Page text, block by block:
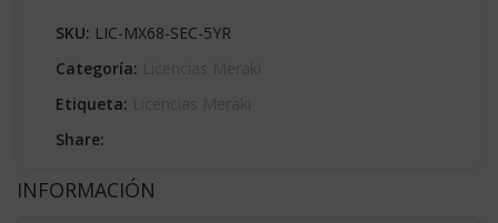
SKU: LIC-MX68-SEC-5YR
Categoría:
Etiqueta:
Share:
INFORMACIÓN